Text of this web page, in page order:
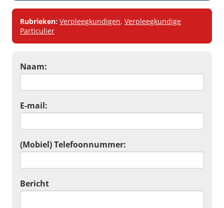
Rubrieken: Verpleegkundigen, Verpleegkundige
Particulier
Naam:
E-mail:
(Mobiel) Telefoonnummer:
Bericht